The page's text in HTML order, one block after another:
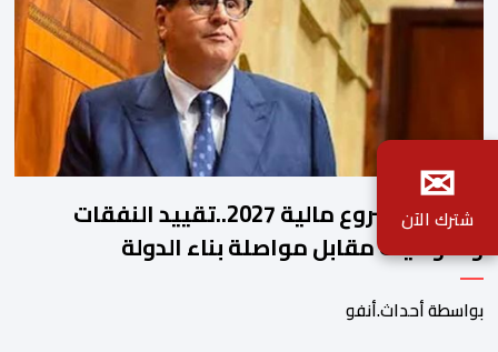
ملامح مشروع مالية 2027..تقييد النفقات
والتوظيف مقابل مواصلة بناء الدولة
الاجتماعية والاستثمار
بواسطة أحداث.أنفو
✉
شترك الآن